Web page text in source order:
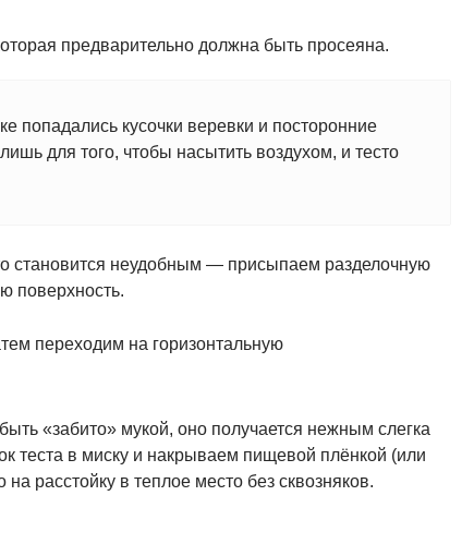
предварительно должна быть просеяна.
попадались кусочки веревки и посторонние
для того, чтобы насытить воздухом, и тесто
становится неудобным — присыпаем разделочную
поверхность.
«забито» мукой, оно получается нежным слегка
теста в миску и накрываем пищевой плёнкой (или
расстойку в теплое место без сквозняков.